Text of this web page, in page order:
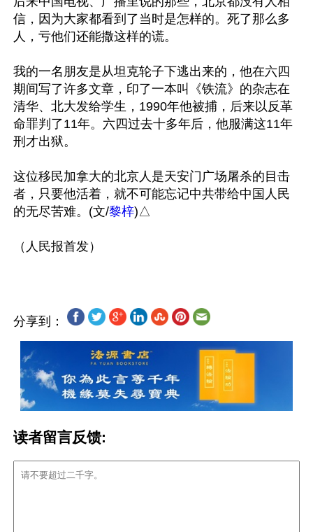
信，因为大家都看到了当时是怎样的。死了那么多
人，亏他们还能撒这样的谎。
我的一名朋友是从坦克轮子下逃出来的，他在六四
期间写了许多文章，印了一本叫《铁流》的杂志在
清华、北大发给学生，1990年他被捕，后来以反革
命罪判了11年。六四过去十多年后，他服满这11年
刑才出狱。
这位移民加拿大的北京人是天安门广场屠杀的目击
者，只要他活着，就不可能忘记中共带给中国人民
的无尽苦难。(文/黎梓)△
（人民报首发）
分享到：
读者留言反馈: